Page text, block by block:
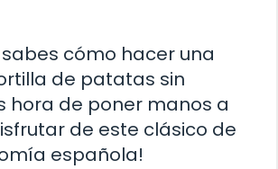
cómo hacer una
de patatas sin
hora de poner manos a
de este clásico de
española!